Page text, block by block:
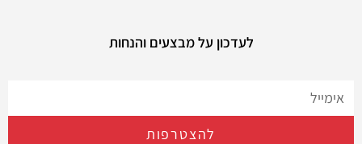
לעדכון על מבצעים והנחות
להצטרפות